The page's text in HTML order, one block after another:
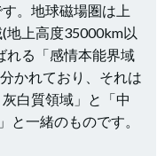
。地球磁場圏は上
地上高度35000km以
れる「感情本能界域
かれており、それは
白質領域」と「中
と一緒のものです。